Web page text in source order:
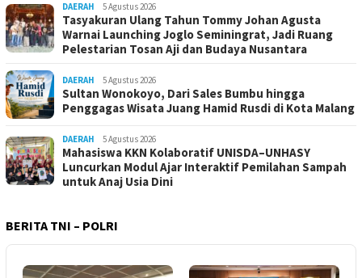
DAERAH 5 Agustus 2026
Tasyakuran Ulang Tahun Tommy Johan Agusta
Warnai Launching Joglo Seminingrat, Jadi Ruang
Pelestarian Tosan Aji dan Budaya Nusantara
DAERAH 5 Agustus 2026
Sultan Wonokoyo, Dari Sales Bumbu hingga
Penggagas Wisata Juang Hamid Rusdi di Kota Malang
DAERAH 5 Agustus 2026
Mahasiswa KKN Kolaboratif UNISDA–UNHASY
Luncurkan Modul Ajar Interaktif Pemilahan Sampah
untuk Anaj Usia Dini
BERITA TNI – POLRI